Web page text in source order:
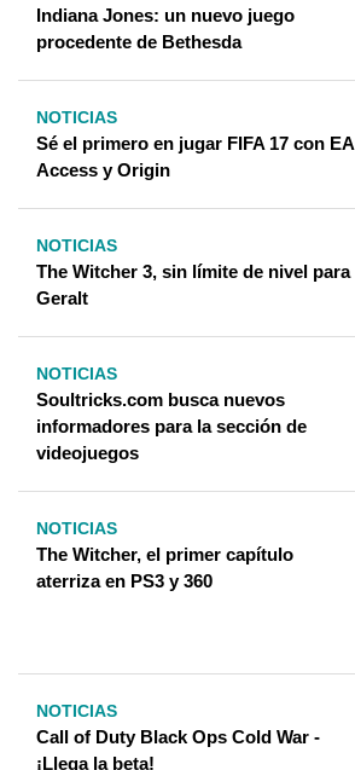
Indiana Jones: un nuevo juego
procedente de Bethesda
NOTICIAS
Sé el primero en jugar FIFA 17 con EA
Access y Origin
NOTICIAS
The Witcher 3, sin límite de nivel para
Geralt
NOTICIAS
Soultricks.com busca nuevos
informadores para la sección de
videojuegos
NOTICIAS
The Witcher, el primer capítulo
aterriza en PS3 y 360
NOTICIAS
Call of Duty Black Ops Cold War -
¡Llega la beta!